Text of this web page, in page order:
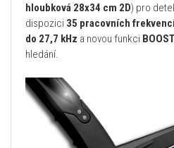
hloubková 28x34 cm 2D) pro
dispozici 35 pracovních
do 27,7 kHz a novou funkci
hledání.